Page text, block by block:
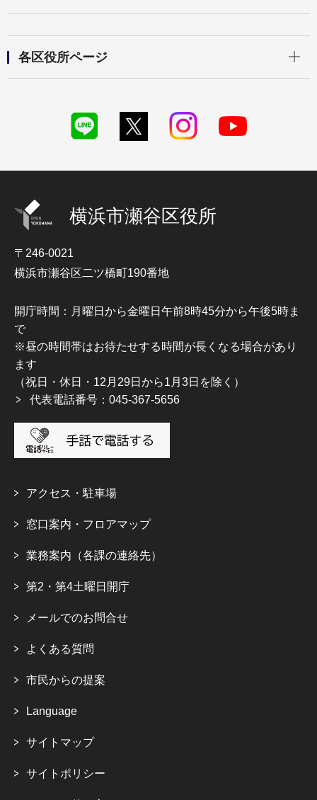
各区役所ページ
横浜市瀬谷区役所
〒246-0021
横浜市瀬谷区二ツ橋町190番地
開庁時間：月曜日から金曜日午前8時45分から午後5時ま
で
※昼の時間帯はお待たせする時間が長くなる場合があり
ます
（祝日・休日・12月29日から1月3日を除く）
代表電話番号：045-367-5656
アクセス・駐車場
窓口案内・フロアマップ
業務案内（各課の連絡先）
第2・第4土曜日開庁
メールでのお問合せ
よくある質問
市民からの提案
Language
サイトマップ
サイトポリシー